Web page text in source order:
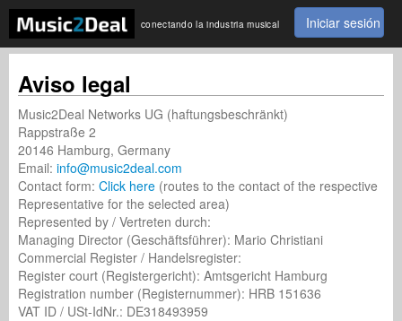
conectando la industria musical Iniciar sesión
Aviso legal
Music2Deal Networks UG (haftungsbeschränkt)
Rappstraße 2
20146 Hamburg, Germany
Email: info@music2deal.com
Contact form: Click here (routes to the contact of the respective
Representative for the selected area)
Represented by / Vertreten durch:
Managing Director (Geschäftsführer): Mario Christiani
Commercial Register / Handelsregister:
Register court (Registergericht): Amtsgericht Hamburg
Registration number (Registernummer): HRB 151636
VAT ID / USt-IdNr.: DE318493959